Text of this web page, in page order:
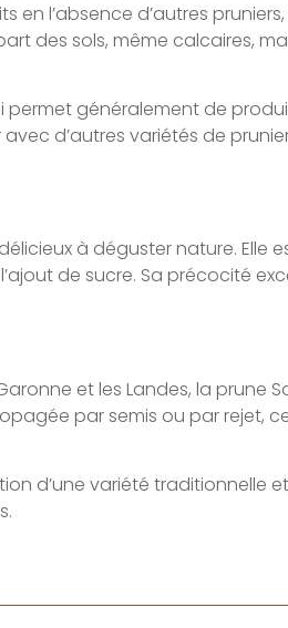
en l’absence d’autres
des sols, même calcaires,
permet généralement de
d’autres variétés de
à déguster nature. Elle
de sucre. Sa précocité
et les Landes, la prune
par semis ou par rejet,
d’une variété traditionnelle